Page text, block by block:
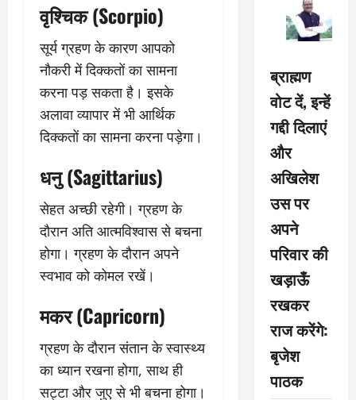
वृश्चिक (Scorpio)
सूर्य ग्रहण के कारण आपको
नौकरी में दिक्कतों का सामना
करना पड़ सकता है। इसके
अलावा व्यापार में भी आर्थिक
दिक्कतों का सामना करना पड़ेगा।
धनु (Sagittarius)
सेहत अच्छी रहेगी। ग्रहण के
दौरान अति आत्मविश्वास से बचना
होगा। ग्रहण के दौरान अपने
स्वभाव को कोमल रखें।
मकर (Capricorn)
ग्रहण के दौरान संतान के स्वास्थ्य
का ध्यान रखना होगा, साथ ही
सट्टा और जुए से भी बचना होगा।
ब्राह्मण
वोट दें, इन्हें
गद्दी दिलाएं
और
अखिलेश
उस पर
अपने
परिवार की
खड़ाऊँ
रखकर
राज करेंगे:
बृजेश
पाठक